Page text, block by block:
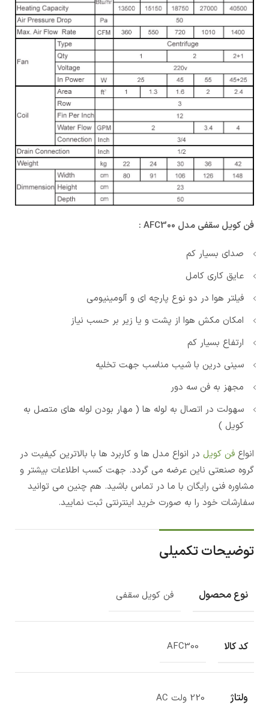
فن کویل سقفی مدل AFC300 :
صدای بسیار کم
عایق کاری کامل
فیلتر هوا در دو نوع پارچه ای و آلومینیومی
امکان مکش هوا از پشت و یا زیر بر حسب نیاز
ارتفاع بسیار کم
سینی درین با شیب مناسب جهت تخلیه
مجهز به فن سه دور
سهولت در اتصال به لوله ها ( مهار بودن لوله های متصل به
کویل )
انواع فن کویل در انواع مدل ها و کاربرد ها با بالاترین کیفیت در
گروه صنعتی ناین عرضه می گردد. جهت کسب اطلاعات بیشتر و
مشاوره فنی رایگان با ما در تماس باشید. هم چنین می توانید
سفارشات خود را به صورت خرید اینترنتی ثبت نمایید.
توضیحات تکمیلی
نوع محصول فن کویل سقفی
کد کالا AFC300
ولتاژ 220 ولت AC